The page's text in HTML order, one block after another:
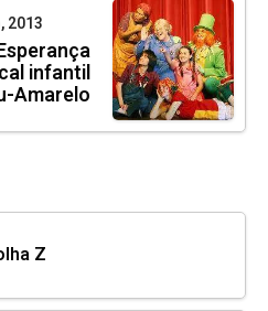
2013
infantil
Amarelo
Z